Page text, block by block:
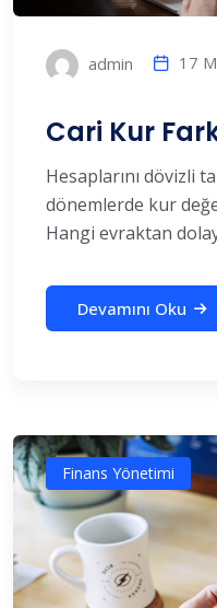
admin 17
Cari Kur
Hesaplarını dövizli
dönemlerde kur
Hangi evraktan
Devamını Oku
Finans Yönetimi